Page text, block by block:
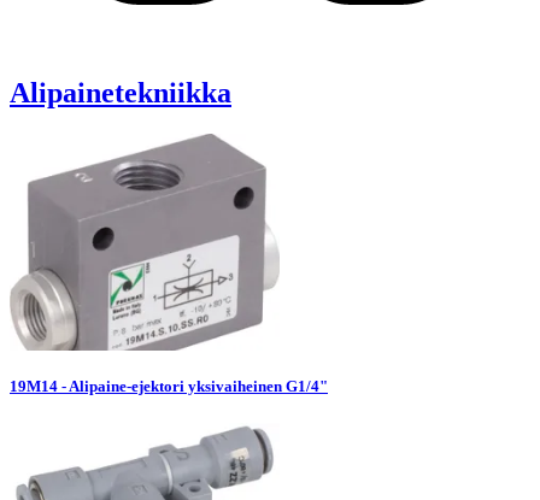
Alipainetekniikka
19M14 - Alipaine-ejektori yksivaiheinen G1/4"